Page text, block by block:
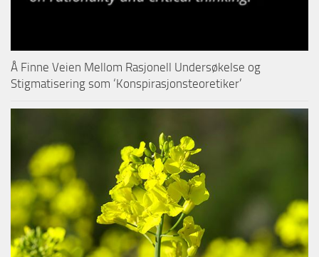
Å Finne Veien Mellom Rasjonell Undersøkelse og
Stigmatisering som ‘Konspirasjonsteoretiker’